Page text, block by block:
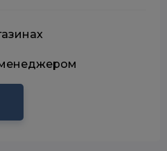
менеджером